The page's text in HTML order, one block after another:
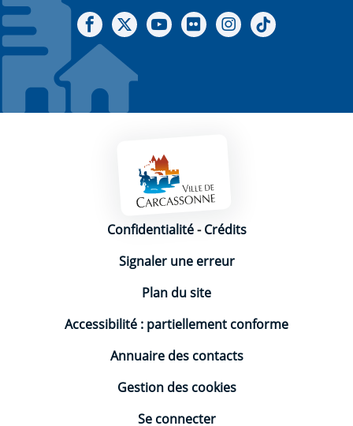
Notre Facebook
Notre X - (twitter)
Notre chaine Youtube
Notre Gallerie sur Flickr
Notre Instagram
Mentions légales
Confidentialité-Crédits
Signaler une erreur
Plan du site
Accessibilité : partiellement conforme
Annuaire des contacts
Gestion des cookies
Se connecter